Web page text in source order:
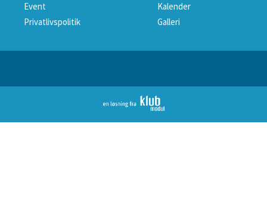
Event
Kalender
Privatlivspolitik
Galleri